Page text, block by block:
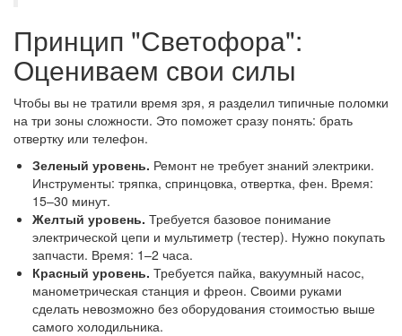
Принцип "Светофора":
Оцениваем свои силы
Чтобы вы не тратили время зря, я разделил типичные поломки
на три зоны сложности. Это поможет сразу понять: брать
отвертку или телефон.
Зеленый уровень. Ремонт не требует знаний электрики.
Инструменты: тряпка, спринцовка, отвертка, фен. Время:
15–30 минут.
Желтый уровень. Требуется базовое понимание
электрической цепи и мультиметр (тестер). Нужно покупать
запчасти. Время: 1–2 часа.
Красный уровень. Требуется пайка, вакуумный насос,
манометрическая станция и фреон. Своими руками
сделать невозможно без оборудования стоимостью выше
самого холодильника.